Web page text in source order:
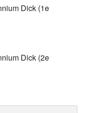
Dick (1e
Dick (2e